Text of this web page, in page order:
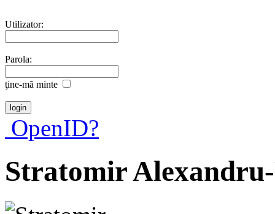
Utilizator:
Parola:
ţine-mã minte
OpenID?
Stratomir